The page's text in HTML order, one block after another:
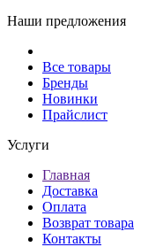
Наши предложения
Все товары
Бренды
Новинки
Прайслист
Услуги
Главная
Доставка
Оплата
Возврат товара
Контакты